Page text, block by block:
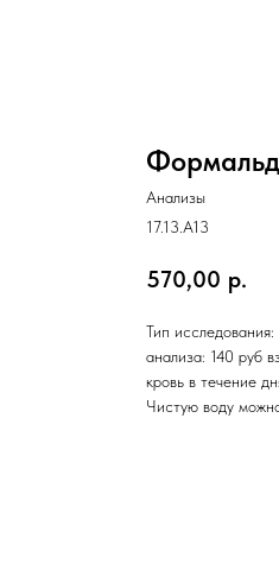
Анализы
17.13.A13
570,00 р.
Тип
анализа: 140 руб
кровь в течение
Чистую воду